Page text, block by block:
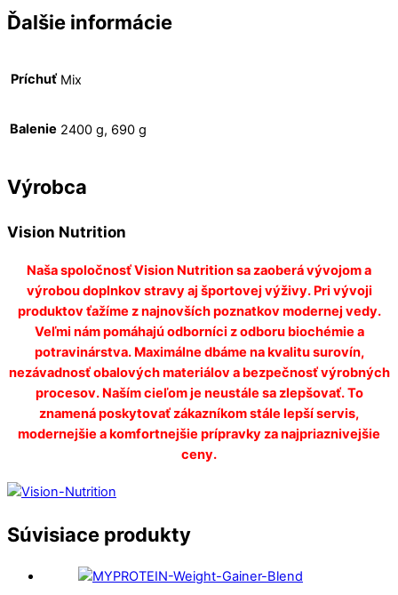
Ďalšie informácie
Príchuť Mix
Balenie 2400 g, 690 g
Výrobca
Vision Nutrition
Naša spoločnosť Vision Nutrition sa zaoberá vývojom a
výrobou doplnkov stravy aj športovej výživy. Pri vývoji
produktov ťažíme z najnovších poznatkov modernej vedy.
Veľmi nám pomáhajú odborníci z odboru biochémie a
potravinárstva. Maximálne dbáme na kvalitu surovín,
nezávadnosť obalových materiálov a bezpečnosť výrobných
procesov. Naším cieľom je neustále sa zlepšovať. To
znamená poskytovať zákazníkom stále lepší servis,
modernejšie a komfortnejšie prípravky za najpriaznivejšie
ceny.
Súvisiace produkty